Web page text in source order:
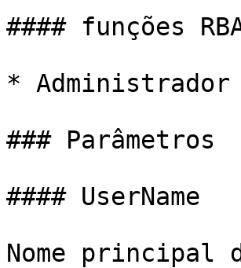
#### funções
* Administrador
### Parâmetros
#### UserName
Nome